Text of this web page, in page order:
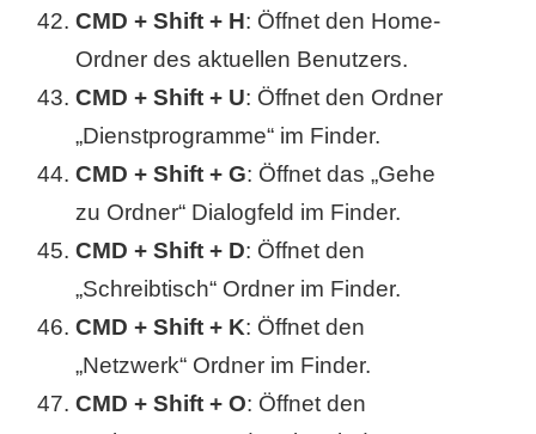
CMD + Shift + H: Öffnet den Home-
Ordner des aktuellen Benutzers.
CMD + Shift + U: Öffnet den Ordner
„Dienstprogramme“ im Finder.
CMD + Shift + G: Öffnet das „Gehe
zu Ordner“ Dialogfeld im Finder.
CMD + Shift + D: Öffnet den
„Schreibtisch“ Ordner im Finder.
CMD + Shift + K: Öffnet den
„Netzwerk“ Ordner im Finder.
CMD + Shift + O: Öffnet den